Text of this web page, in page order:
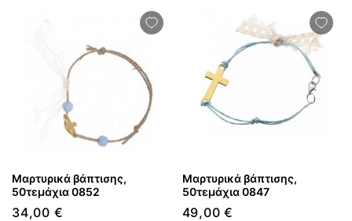
Μαρτυρικά βάπτισης,
50τεμάχια 0852
34,00 €
Μαρτυρικά βάπτισης,
50τεμάχια 0847
49,00 €